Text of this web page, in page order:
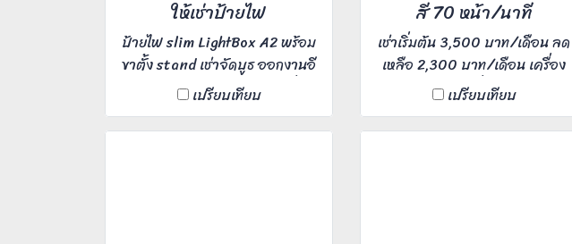
ให้เช่าป้ายไฟ
ป้ายไฟ slim LightBox A2 พร้อม
ขาตั้ง stand เช่าจัดบูธ ออกงานอี
เว้นท์ เช่ารายวัน เช่าพร้อมเครื่อง
ถ่ายเอกสารมีราคาพิเศษ
เปรียบเทียบ
สี 70 หน้า/นาที
เช่าเริ่มต้น 3,500 บาท/เดือน ลด
เหลือ 2,300 บาท/เดือน เครื่อง
ถ่ายเอกสารสี เครื่องพิมพ์ไว ช่วย
ให้คุณทำงานเร่งด่วนได้แบบ
สบายๆ หน้าจอสีสัมผัสแบบแอน
เปรียบเทียบ